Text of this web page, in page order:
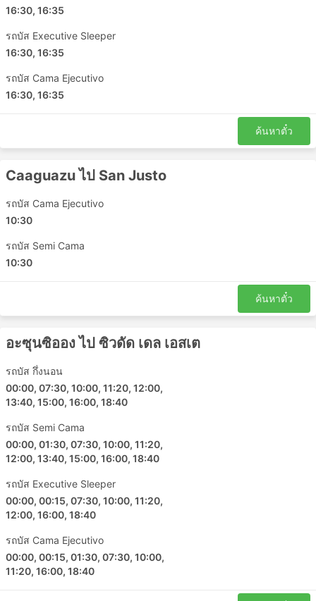
16:30, 16:35
รถบัส Executive Sleeper
16:30, 16:35
รถบัส Cama Ejecutivo
16:30, 16:35
ค้นหาตั๋ว
Caaguazu ไป San Justo
รถบัส Cama Ejecutivo
10:30
รถบัส Semi Cama
10:30
ค้นหาตั๋ว
อะซุนซิออง ไป ซิวดัด เดล เอสเต
รถบัส กึ่งนอน
00:00, 07:30, 10:00, 11:20, 12:00,
13:40, 15:00, 16:00, 18:40
รถบัส Semi Cama
00:00, 01:30, 07:30, 10:00, 11:20,
12:00, 13:40, 15:00, 16:00, 18:40
รถบัส Executive Sleeper
00:00, 00:15, 07:30, 10:00, 11:20,
12:00, 16:00, 18:40
รถบัส Cama Ejecutivo
00:00, 00:15, 01:30, 07:30, 10:00,
11:20, 16:00, 18:40